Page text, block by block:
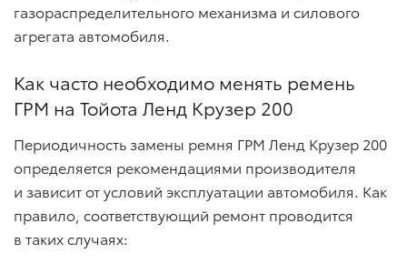
газораспределительного механизма и силового
агрегата автомобиля.
Как часто необходимо менять ремень
ГРМ на Тойота Ленд Крузер 200
Периодичность замены ремня ГРМ Ленд Крузер 200
определяется рекомендациями производителя
и зависит от условий эксплуатации автомобиля. Как
правило, соответствующий ремонт проводится
в таких случаях: